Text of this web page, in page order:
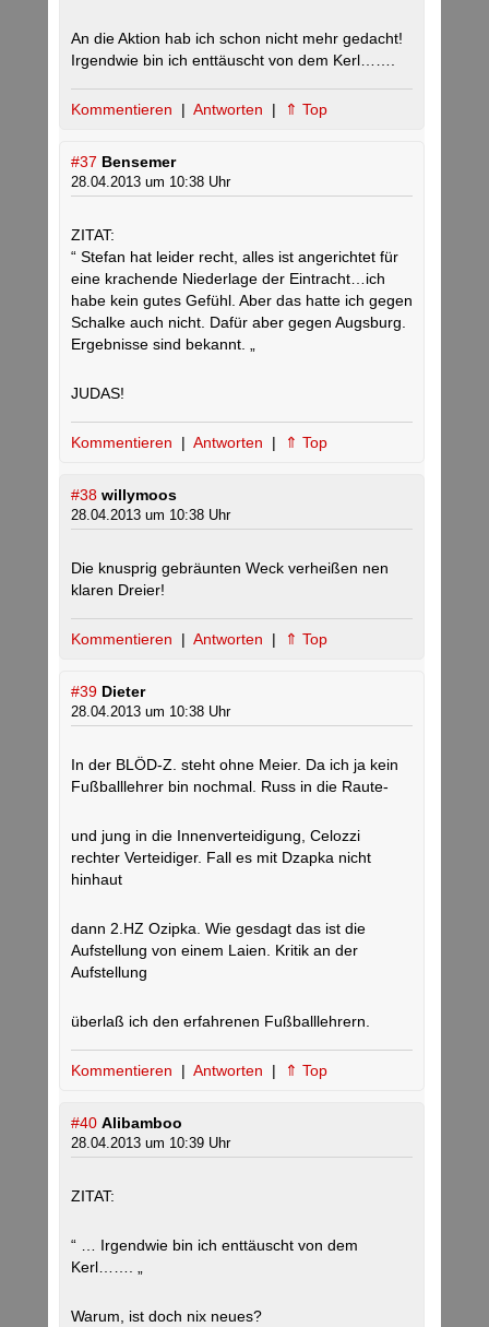
An die Aktion hab ich schon nicht mehr gedacht!
Irgendwie bin ich enttäuscht von dem Kerl…….
Kommentieren | Antworten | ⇑ Top
#37 Bensemer
28.04.2013 um 10:38 Uhr
ZITAT:
“ Stefan hat leider recht, alles ist angerichtet für
eine krachende Niederlage der Eintracht…ich
habe kein gutes Gefühl. Aber das hatte ich gegen
Schalke auch nicht. Dafür aber gegen Augsburg.
Ergebnisse sind bekannt. „
JUDAS!
Kommentieren | Antworten | ⇑ Top
#38 willymoos
28.04.2013 um 10:38 Uhr
Die knusprig gebräunten Weck verheißen nen
klaren Dreier!
Kommentieren | Antworten | ⇑ Top
#39 Dieter
28.04.2013 um 10:38 Uhr
In der BLÖD-Z. steht ohne Meier. Da ich ja kein
Fußballlehrer bin nochmal. Russ in die Raute-
und jung in die Innenverteidigung, Celozzi
rechter Verteidiger. Fall es mit Dzapka nicht
hinhaut
dann 2.HZ Ozipka. Wie gesdagt das ist die
Aufstellung von einem Laien. Kritik an der
Aufstellung
überlaß ich den erfahrenen Fußballlehrern.
Kommentieren | Antworten | ⇑ Top
#40 Alibamboo
28.04.2013 um 10:39 Uhr
ZITAT:
“ … Irgendwie bin ich enttäuscht von dem
Kerl……. „
Warum, ist doch nix neues?